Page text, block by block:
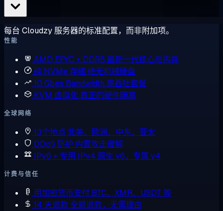
每台 Cloudzy 服务器的标准配置，而非附加项。
性能
AMD EPYC + DDR5 最新一代核心与内存
纯 NVMe 存储绝无机械硬盘
10 Gbps Bandwidth 高吞吐套餐
KVM 虚拟化 真正的硬件隔离
全球网络
13个地点 北美、欧洲、中东、亚太
DDoS 防护 内置攻击缓解
IPv6 + 专用 IPv4 原生 v6，专属 v4
计费与信任
用加密货币支付 BTC、XMR、USDT 等
14 天退款全额退款，无需理由